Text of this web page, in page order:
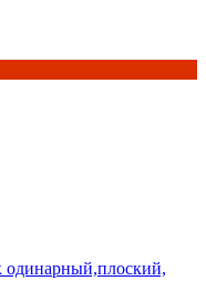
одинарный,плоский,